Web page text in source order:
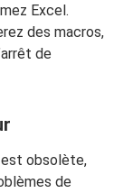
Excel.
des macros,
de
obsolète,
de